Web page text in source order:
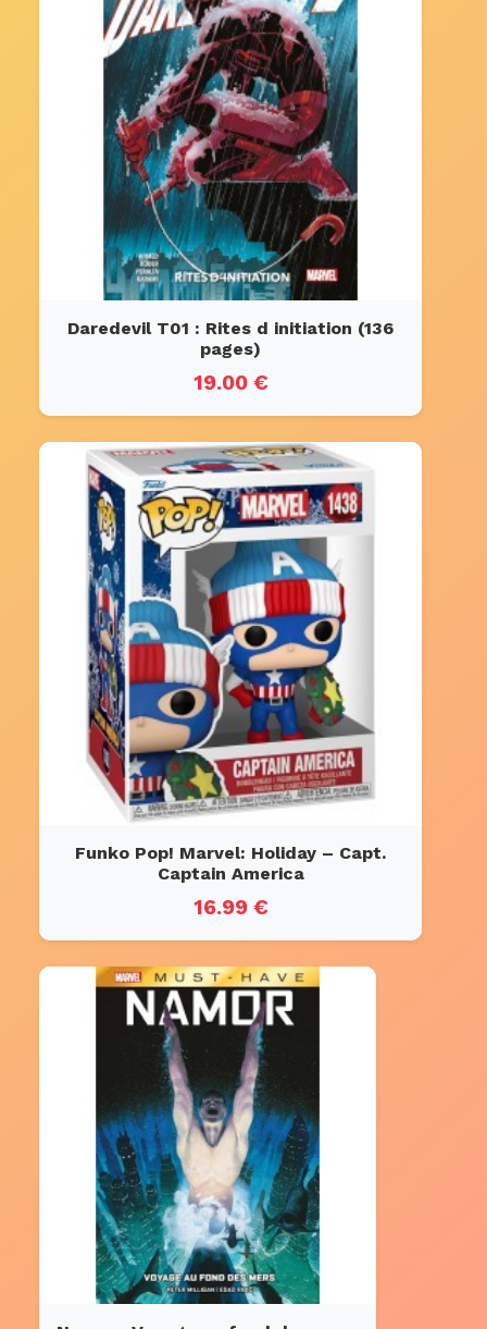
Daredevil T01 : Rites d initiation (136
pages)
19.00 €
Funko Pop! Marvel: Holiday – Capt.
Captain America
16.99 €